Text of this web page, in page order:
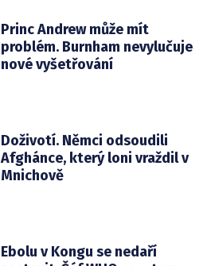
Princ Andrew může mít
problém. Burnham nevylučuje
nové vyšetřování
Doživotí. Němci odsoudili
Afghánce, který loni vraždil v
Mnichově
Ebolu v Kongu se nedaří